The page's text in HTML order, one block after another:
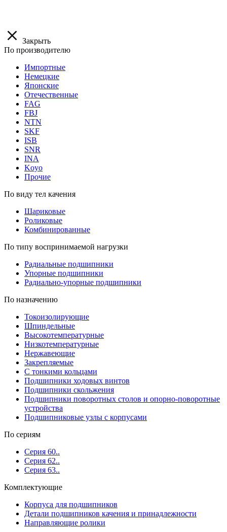
Закрыть
По производителю
Импортные
Немецкие
Японские
Отечественные
FAG
FBJ
NTN
SKF
ISB
SNR
INA
Koyo
Прочие
По виду тел качения
Шариковые
Роликовые
Комбинированные
По типу воспринимаемой нагрузки
Радиальные подшипники
Упорные подшипники
Радиально-упорные подшипники
По назначению
Токоизолирующие
Шпиндельные
Высокотемпературные
Низкотемпературные
Нержавеющие
Закрепляемые
С тонкими кольцами
Подшипники ходовых винтов
Подшипники скольжения
Подшипники поворотных столов и опорно-поворотные
устройства
Подшипниковые узлы с корпусами
По сериям
Серия 60..
Серия 62..
Серия 63..
Комплектующие
Корпуса для подшипников
Детали подшипников качения и принадлежности
Направляющие ролики